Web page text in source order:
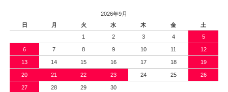
2026年9月
日
月 火 水 木 金
土
1
2 3 4 5
6 7 8 9 10 11 12
13 14 15 16 17 18 19
20 21 22 23 24 25 26
27 28 29 30